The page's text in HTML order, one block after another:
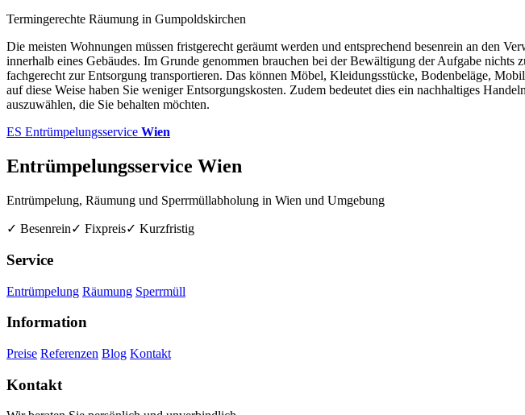
Termingerechte Räumung in Gumpoldskirchen
Die meisten Wohnungen müssen fristgerecht geräumt werden und entsprechend besenrein an den
innerhalb eines Gebäudes. Im Grunde genommen brauchen bei der Bewältigung der Aufgabe
fachgerecht zur Entsorgung transportieren. Das können Möbel, Kleidungsstücke, Bodenbeläge,
auf diese Weise haben Sie weniger Entsorgungskosten. Zudem bedeutet dies ein nachhaltiges
auszuwählen, die Sie behalten möchten.
ES Entrümpelungsservice Wien
Entrümpelungsservice Wien
Entrümpelung, Räumung und Sperrmüllabholung in Wien und Umgebung
✓ Besenrein✓ Fixpreis✓ Kurzfristig
Service
Entrümpelung Räumung Sperrmüll
Information
Preise Referenzen Blog Kontakt
Kontakt